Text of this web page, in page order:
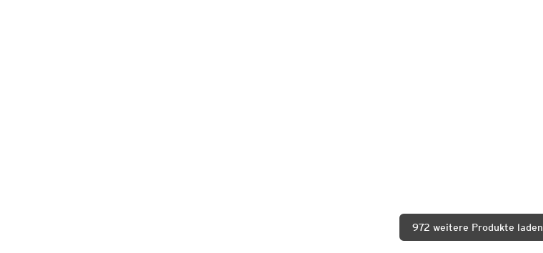
972 weitere Produkte laden